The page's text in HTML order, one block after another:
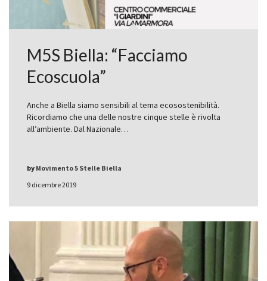
M5S Biella: “Facciamo
Ecoscuola”
Anche a Biella siamo sensibili al tema ecosostenibilità.
Ricordiamo che una delle nostre cinque stelle è rivolta
all’ambiente. Dal Nazionale…
9 dicembre 2019
by Movimento 5 Stelle Biella